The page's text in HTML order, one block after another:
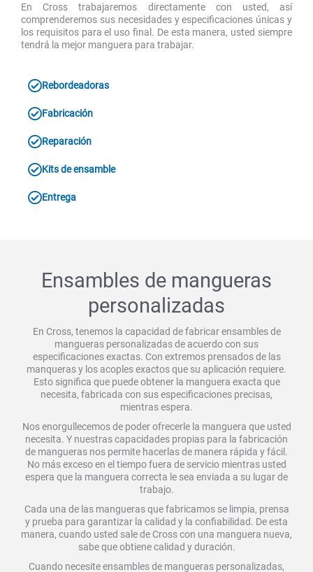
En Cross trabajaremos directamente con usted, así
comprenderemos sus necesidades y especificaciones únicas y
los requisitos para el uso final. De esta manera, usted siempre
tendrá la mejor manguera para trabajar.
Rebordeadoras
Fabricación
Reparación
Kits de ensamble
Entrega
Ensambles de mangueras
personalizadas
En Cross, tenemos la capacidad de fabricar ensambles de
mangueras personalizadas de acuerdo con sus
especificaciones exactas. Con extremos prensados de las
manqueras y los acoples exactos que su aplicación requiere.
Esto significa que puede obtener la manguera exacta que
necesita, fabricada con sus especificaciones precisas,
mientras espera.
Nos enorgullecemos de poder ofrecerle la manguera que usted
necesita. Y nuestras capacidades propias para la fabricación
de mangueras nos permite hacerlas de manera rápida y fácil.
No más exceso en el tiempo fuera de servicio mientras usted
espera que la manguera correcta le sea enviada a su lugar de
trabajo.
Cada una de las mangueras que fabricamos se limpia, prensa
y prueba para garantizar la calidad y la confiabilidad. De esta
manera, cuando usted sale de Cross con una manguera nueva,
sabe que obtiene calidad y duración.
Cuando necesite ensambles de mangueras personalizadas,